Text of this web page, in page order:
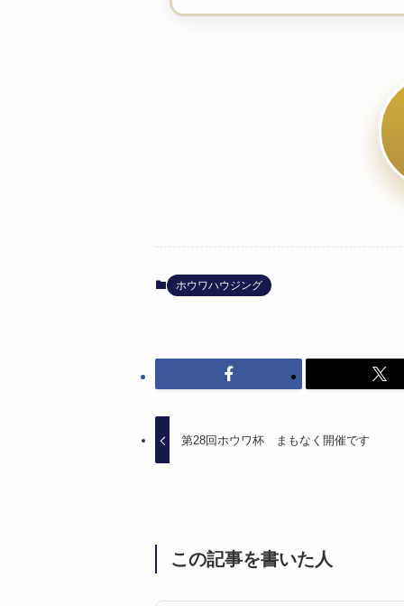
ホウワハウジング
第28回ホウワ杯 まもなく開催です
この記事を書いた人